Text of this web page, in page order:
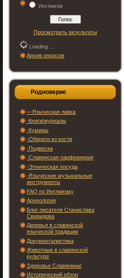
Инглиизм
Просмотреть результаты
Loading ...
Архив опросов
Родноверие
—Языческая лавка
-Книги/журналы
-Кумиры
-Обереги из кости
-Подвески
-Славянская парфюмерия
-Этническая посуда
-Языческие музыкальные
инструменты
FAQ по Инглиизму
Археология
Блог писателя Станислава
Свиридова
Деревья в славянской
языческой традиции
Документалистика
Животные в славянской
культуре
Здоровье Славянина!
Исторический обзор